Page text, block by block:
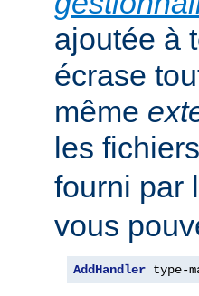
ajoutée à
écrase
même
les fichiers
fourni par
vous
AddHandler type-